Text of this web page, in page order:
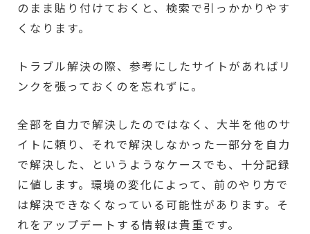
のまま貼り付けておくと、検索で引っかかりやす
くなります。
トラブル解決の際、参考にしたサイトがあればリ
ンクを張っておくのを忘れずに。
全部を自力で解決したのではなく、大半を他のサ
イトに頼り、それで解決しなかった一部分を自力
で解決した、というようなケースでも、十分記録
に値します。環境の変化によって、前のやり方で
は解決できなくなっている可能性があります。そ
れをアップデートする情報は貴重です。